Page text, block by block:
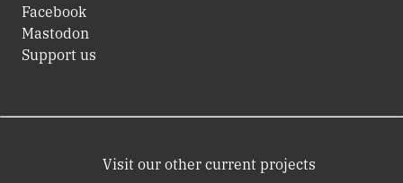
Facebook
Mastodon
Support us
Visit our other current projects